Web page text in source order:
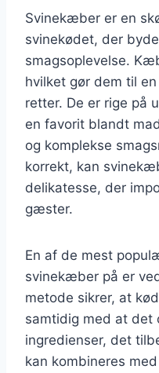
Svinekæber er en
svinekødet, der
smagsoplevelse.
hvilket gør dem til
retter. De er rige på
en favorit blandt
og komplekse
korrekt, kan
delikatesse, der
gæster.
En af de mest
svinekæber på er
metode sikrer, at
samtidig med at det
ingredienser, det
kan kombineres